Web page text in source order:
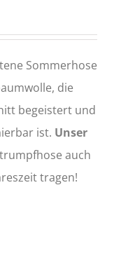
Sommerhose
die
begeistert und
ist. Unser
auch
tragen!